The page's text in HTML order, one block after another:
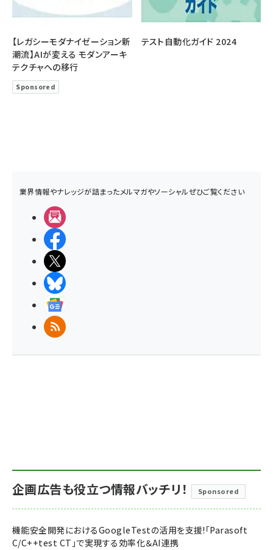
業界情報やナレッジが詰まったメルマガやソーシャルぜひご覧ください
RSS
【レガシーモダナイゼーション新
潮流】AIが変える モダンアーキ
テクチャへの移行
Sponsored
テスト自動化ガイド 2024
企画広告も役立つ情報バッチリ！ Sponsored
機能安全開発におけるGoogleTestの活用を支援!「Parasoft
C/C++test CT」で実現する効率化＆AI連携